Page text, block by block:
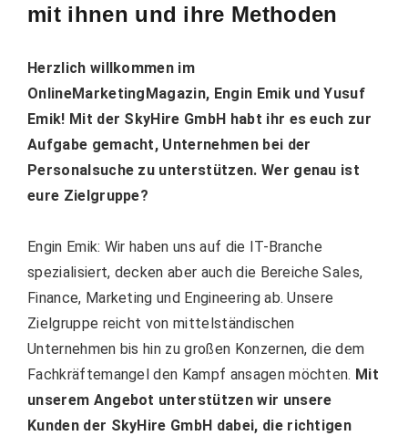
mit ihnen und ihre Methoden
Herzlich willkommen im
OnlineMarketingMagazin, Engin Emik und Yusuf
Emik! Mit der SkyHire GmbH habt ihr es euch zur
Aufgabe gemacht, Unternehmen bei der
Personalsuche zu unterstützen. Wer genau ist
eure Zielgruppe?
Engin Emik: Wir haben uns auf die IT-Branche
spezialisiert, decken aber auch die Bereiche Sales,
Finance, Marketing und Engineering ab. Unsere
Zielgruppe reicht von mittelständischen
Unternehmen bis hin zu großen Konzernen, die dem
Fachkräftemangel den Kampf ansagen möchten. Mit
unserem Angebot unterstützen wir unsere
Kunden der SkyHire GmbH dabei, die richtigen